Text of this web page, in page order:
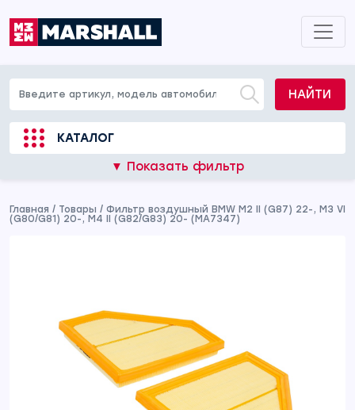
НАЙТИ
КАТАЛОГ
▼ Показать фильтр
Главная / Товары / Фильтр воздушный BMW M2 II (G87) 22-, M3 VI
(G80/G81) 20-, M4 II (G82/G83) 20- (MA7347)